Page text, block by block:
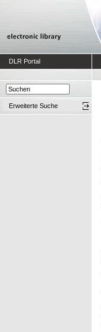
DLR Portal
Erweiterte Suche